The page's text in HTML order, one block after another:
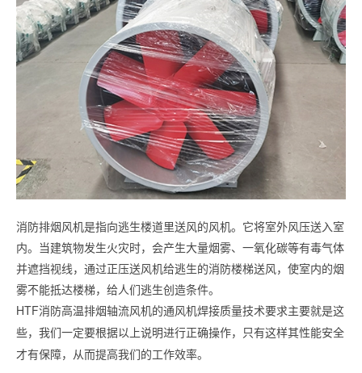
消防排烟风机是指向逃生楼道里送风的风机。它将室外风压送入室
内。当建筑物发生火灾时，会产生大量烟雾、一氧化碳等有毒气体
并遮挡视线，通过正压送风机给逃生的消防楼梯送风，使室内的烟
雾不能抵达楼梯，给人们逃生创造条件。
HTF消防高温排烟轴流风机的通风机焊接质量技术要求主要就是这
些，我们一定要根据以上说明进行正确操作，只有这样其性能安全
才有保障，从而提高我们的工作效率。